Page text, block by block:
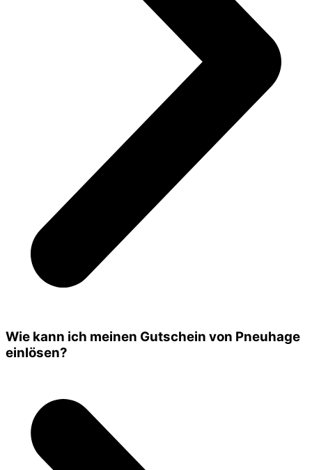
Wie kann ich meinen Gutschein von Pneuhage
einlösen?